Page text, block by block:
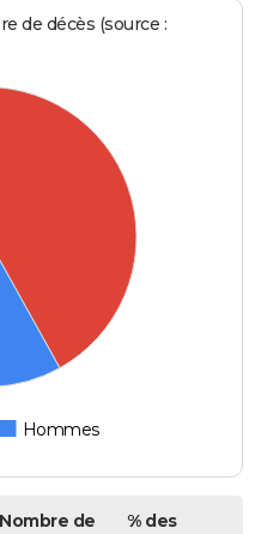
de décès (source :
Hommes
Nombre de
% des